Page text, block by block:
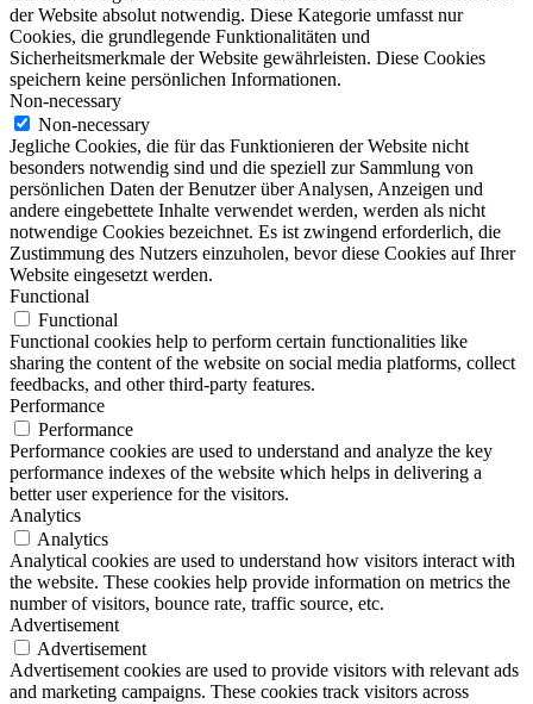
der Website absolut notwendig. Diese Kategorie umfasst nur
Cookies, die grundlegende Funktionalitäten und
Sicherheitsmerkmale der Website gewährleisten. Diese Cookies
speichern keine persönlichen Informationen.
Non-necessary
Non-necessary
Jegliche Cookies, die für das Funktionieren der Website nicht
besonders notwendig sind und die speziell zur Sammlung von
persönlichen Daten der Benutzer über Analysen, Anzeigen und
andere eingebettete Inhalte verwendet werden, werden als nicht
notwendige Cookies bezeichnet. Es ist zwingend erforderlich, die
Zustimmung des Nutzers einzuholen, bevor diese Cookies auf Ihrer
Website eingesetzt werden.
Functional
Functional
Functional cookies help to perform certain functionalities like
sharing the content of the website on social media platforms, collect
feedbacks, and other third-party features.
Performance
Performance
Performance cookies are used to understand and analyze the key
performance indexes of the website which helps in delivering a
better user experience for the visitors.
Analytics
Analytics
Analytical cookies are used to understand how visitors interact with
the website. These cookies help provide information on metrics the
number of visitors, bounce rate, traffic source, etc.
Advertisement
Advertisement
Advertisement cookies are used to provide visitors with relevant ads
and marketing campaigns. These cookies track visitors across